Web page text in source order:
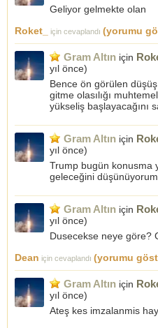
Geliyor gelmekte olan
Roket_
için cevaplandı (yorumu
Gram Altın için
yıl önce)
Bence ön görülen
gitme olasılığı
yükseliş başlayacağını
Gram Altın için
yıl önce)
Trump bugün konusma
geleceğini düşünüyorum
Gram Altın için
yıl önce)
Dusecekse neye göre?
Dean için cevaplandı (yorumu
Gram Altın için
yıl önce)
Ateş kes imzalanmis